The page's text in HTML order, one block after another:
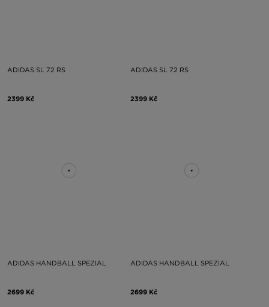
ADIDAS SL 72 RS
2399 Kč
ADIDAS SL 72 RS
2399 Kč
ADIDAS HANDBALL SPEZIAL
2699 Kč
ADIDAS HANDBALL SPEZIAL
2699 Kč